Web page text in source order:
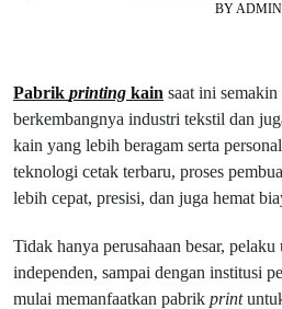
BYADMIN
Pabrik printing kain saat ini
berkembangnya industri tekstil dan
kain yang lebih beragam serta
teknologi cetak terbaru, proses
lebih cepat, presisi, dan juga hemat
Tidak hanya perusahaan besar, pelaku
independen, sampai dengan institusi
mulai memanfaatkan pabrik print